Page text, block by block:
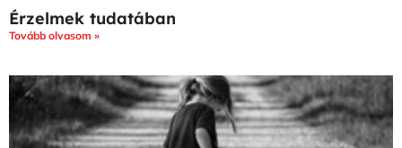
Érzelmek tudatában
Tovább olvasom »